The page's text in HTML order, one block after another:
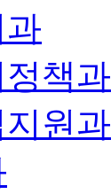
책과
원과